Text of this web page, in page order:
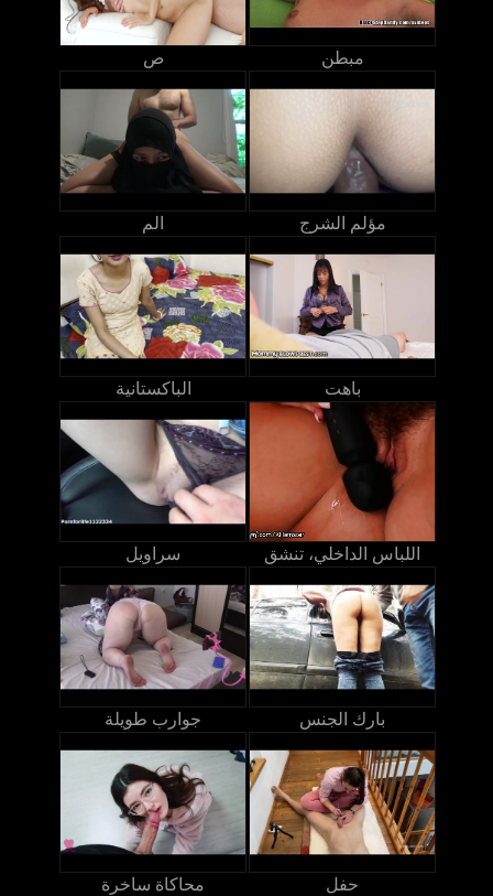
ص مبطن
الم مؤلم الشرج
الباكستانية باهت
سراويل اللباس الداخلي، تنشق
جوارب طويلة بارك الجنس
محاكاة ساخرة حفل